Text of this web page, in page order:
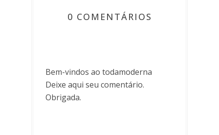
0 COMENTÁRIOS
Bem-vindos ao todamoderna
Deixe aqui seu comentário.
Obrigada.